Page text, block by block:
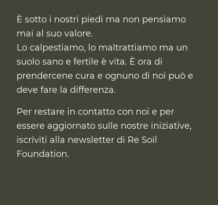
È sotto i nostri piedi ma non pensiamo
mai al suo valore.
Lo calpestiamo, lo maltrattiamo ma un
suolo sano e fertile è vita. È ora di
prendercene cura e ognuno di noi può e
deve fare la differenza.
Per restare in contatto con noi e per
essere aggiornato sulle nostre iniziative,
iscriviti alla newsletter di Re Soil
Foundation.